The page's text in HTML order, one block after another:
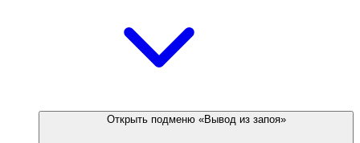
Открыть подменю «Вывод из запоя»